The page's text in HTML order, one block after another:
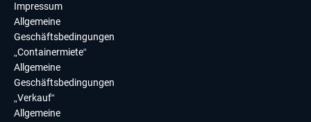
Impressum
Allgemeine
Geschäftsbedingungen
„Containermiete“
Allgemeine
Geschäftsbedingungen
„Verkauf“
Allgemeine